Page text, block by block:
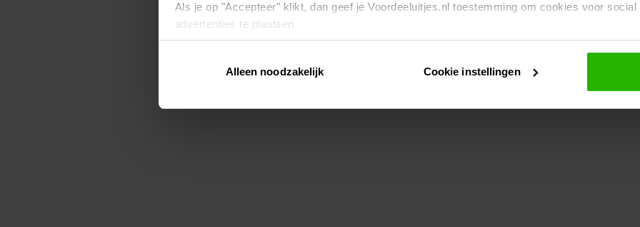
Als je op "Accepteer" klikt, dan geef je Voordeeluitjes.nl toestemming om cookies voor
advertenties te plaatsen.
Via "Cookie instellingen" kun je ook zelf instellen welke cookies worden geplaatst. Je kunt je
intrekken op onscookiebeleid.
Alleen noodzakelijk Cookie instellingen